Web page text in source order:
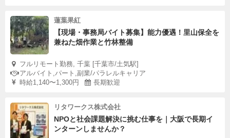
蓮葉果紅
【現場・事務局バイト募集】能力優遇！里山保全を
兼ねた畑作業と竹林整備
フルリモート勤務, 千葉 [千葉市/土気駅]
アルバイト,パート,副業/パラレルキャリア
時給1,140〜1,300円
長期歓迎
リタワークス株式会社
NPOと社会課題解決に挑む仕事を｜大阪で長期イ
ンターンしませんか？